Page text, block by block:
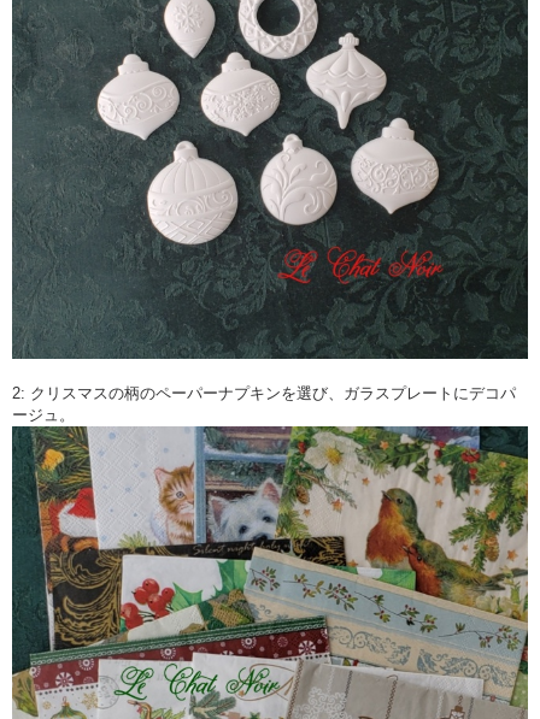
2: クリスマスの柄のペーパーナプキンを選び、ガラスプレートにデコパ
ージュ。